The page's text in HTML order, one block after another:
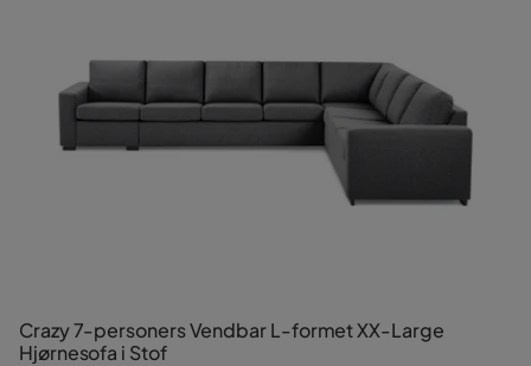
Crazy 7-personers Vendbar L-formet XX-Large
Hjørnesofa i Stof